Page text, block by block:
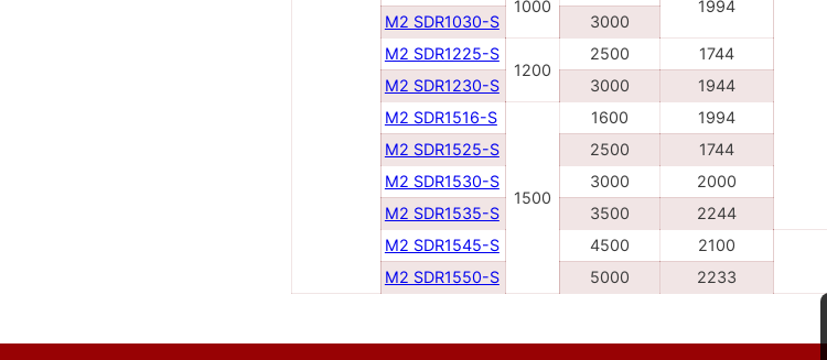
1000
1994
M2 SDR1030-S
3000
M2 SDR1225-S
1200
2500 1744
M2 SDR1230-S
3000 1944
M2 SDR1516-S
1500
1600 1994
M2 SDR1525-S
2500 1744
M2 SDR1530-S
3000 2000
M2 SDR1535-S
3500 2244
M2 SDR1545-S
4500
2100
M2 SDR1550-S
5000 2233